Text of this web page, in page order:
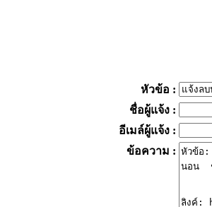
หัวข้อ :
ชื่อผู้แจ้ง :
อีเมล์ผู้แจ้ง :
ข้อความ :